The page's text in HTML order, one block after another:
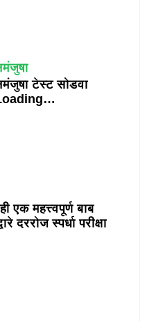
टेस्ट सोडवा
एक महत्त्वपूर्ण बाब
स्पर्धा परीक्षा